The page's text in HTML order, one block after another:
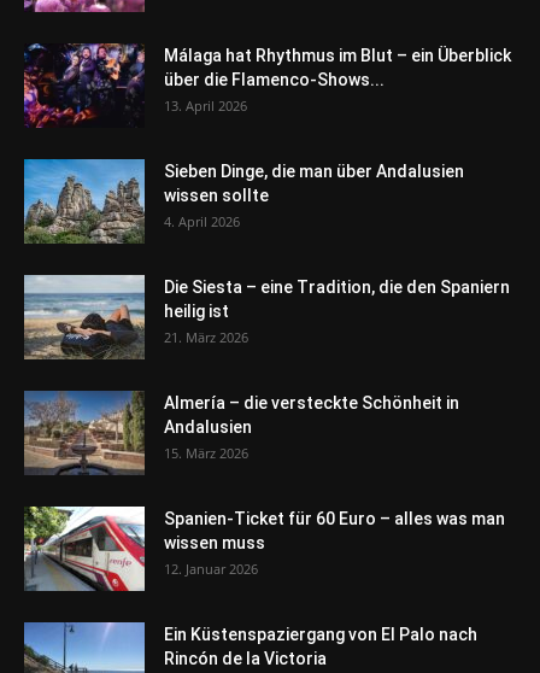
Málaga hat Rhythmus im Blut – ein Überblick
über die Flamenco-Shows...
13. April 2026
Sieben Dinge, die man über Andalusien
wissen sollte
4. April 2026
Die Siesta – eine Tradition, die den Spaniern
heilig ist
21. März 2026
Almería – die versteckte Schönheit in
Andalusien
15. März 2026
Spanien-Ticket für 60 Euro – alles was man
wissen muss
12. Januar 2026
Ein Küstenspaziergang von El Palo nach
Rincón de la Victoria